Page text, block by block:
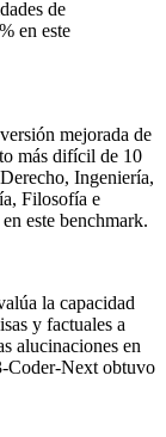
de
en este
mejorada de
más difícil de 10
Ingeniería,
Filosofía e
este benchmark.
la capacidad
y factuales a
alucinaciones en
Coder-Next obtuvo